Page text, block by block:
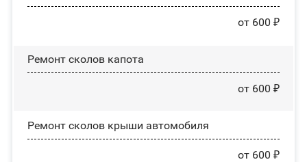
от 600 ₽
Ремонт сколов капота
от 600 ₽
Ремонт сколов крыши автомобиля
от 600 ₽